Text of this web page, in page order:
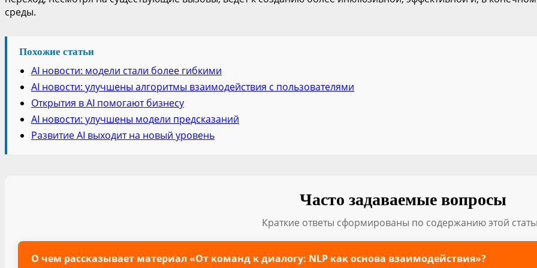
среды.
Похожие статьи
AI новости: модели стали более гибкими
AI новости: улучшены алгоритмы взаимодействия с пользователями
Открытия в AI помогают бизнесу
AI новости: улучшены модели предсказаний
Развитие AI выходит на новый уровень
Часто задаваемые вопросы
Краткие ответы сформированы по содержанию этой
О чем рассказывает материал «От команд к диалогу: NLP как основа взаимодействия»?